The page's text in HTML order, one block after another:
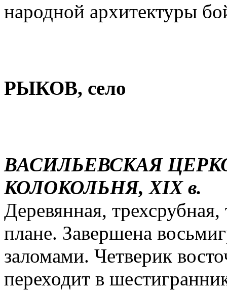
народной архитектуры
РЫКОВ, село
ВАСИЛЬЕВСКАЯ
КОЛОКОЛЬНЯ, XIX в.
Деревянная,
плане. Завершена
заломами. Четверик
переходит в